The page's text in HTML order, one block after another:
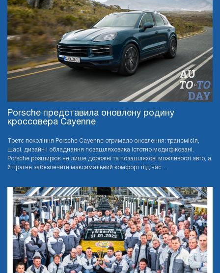
Porsche представила оновлену родину
кроссовера Cayenne
Третє покоління Porsche Cayenne отримало оновлення: трансмісія,
шасі, дизайн і обладнання позашляховика істотно модифіковані.
Porsche розширює не лише дорожні та позашляхові можливості авто, а
й прагне забезпечити максимальний комфорт під час ...